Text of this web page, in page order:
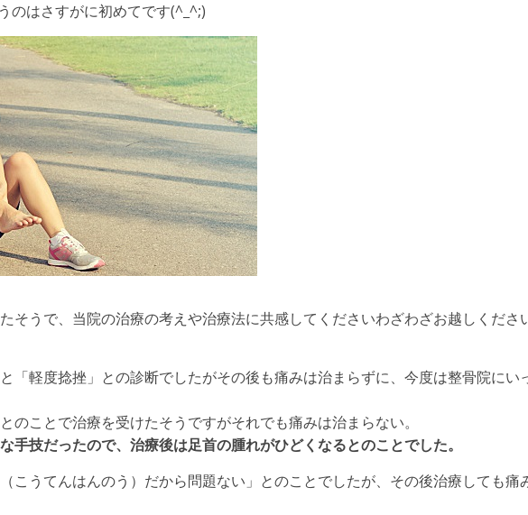
のはさすがに初めてです(^_^;)
そうで、当院の治療の考えや治療法に共感してくださいわざわざお越しくださ
「軽度捻挫」との診断でしたがその後も痛みは治まらずに、今度は整骨院にい
のことで治療を受けたそうですがそれでも痛みは治まらない。
手技だったので、治療後は足首の腫れがひどくなるとのことでした。
こうてんはんのう）だから問題ない」とのことでしたが、その後治療しても痛